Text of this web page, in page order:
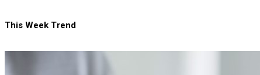
This Week Trend